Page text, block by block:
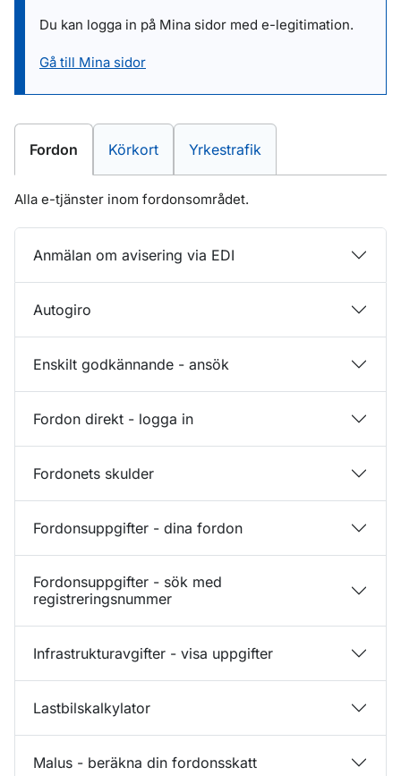
Du kan logga in på Mina sidor med e-legitimation.
Gå till Mina sidor
E-tjänster inom
Fordon E-tjänster inom
Körkort E-tjänster inom
Yrkestrafik
Alla e-tjänster inom fordonsområdet.
Anmälan om avisering via EDI
Autogiro
Enskilt godkännande - ansök
Fordon direkt - logga in
Fordonets skulder
Fordonsuppgifter - dina fordon
Fordonsuppgifter - sök med
registreringsnummer
Infrastrukturavgifter - visa uppgifter
Lastbilskalkylator
Malus - beräkna din fordonsskatt